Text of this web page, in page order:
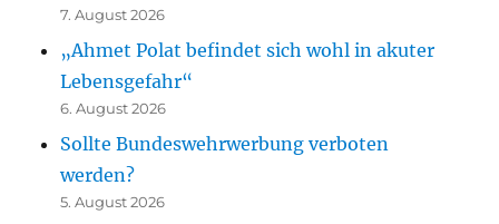
7. August 2026
„Ahmet Polat befindet sich wohl in akuter
Lebensgefahr“
6. August 2026
Sollte Bundeswehrwerbung verboten
werden?
5. August 2026